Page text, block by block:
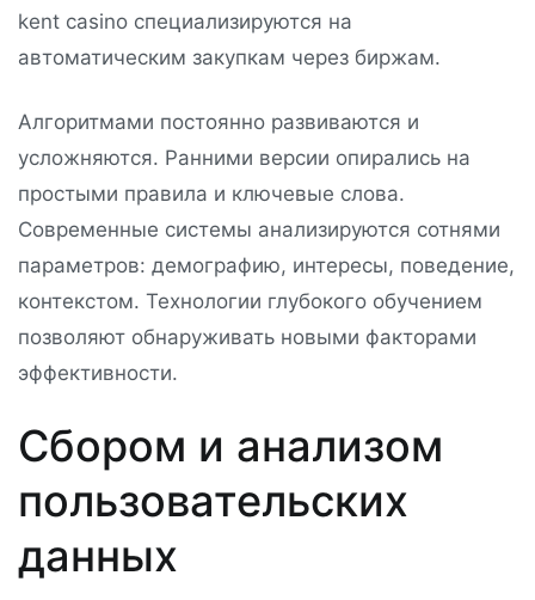
kent casino специализируются на
автоматическим закупкам через биржам.
Алгоритмами постоянно развиваются и
усложняются. Ранними версии опирались на
простыми правила и ключевые слова.
Современные системы анализируются сотнями
параметров: демографию, интересы, поведение,
контекстом. Технологии глубокого обучением
позволяют обнаруживать новыми факторами
эффективности.
Сбором и анализом
пользовательских
данных